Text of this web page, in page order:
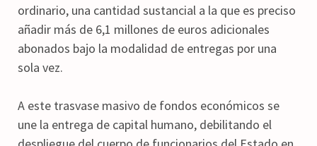
ordinario, una cantidad sustancial a la que es preciso
añadir más de 6,1 millones de euros adicionales
abonados bajo la modalidad de entregas por una
sola vez.
A este trasvase masivo de fondos económicos se
une la entrega de capital humano, debilitando el